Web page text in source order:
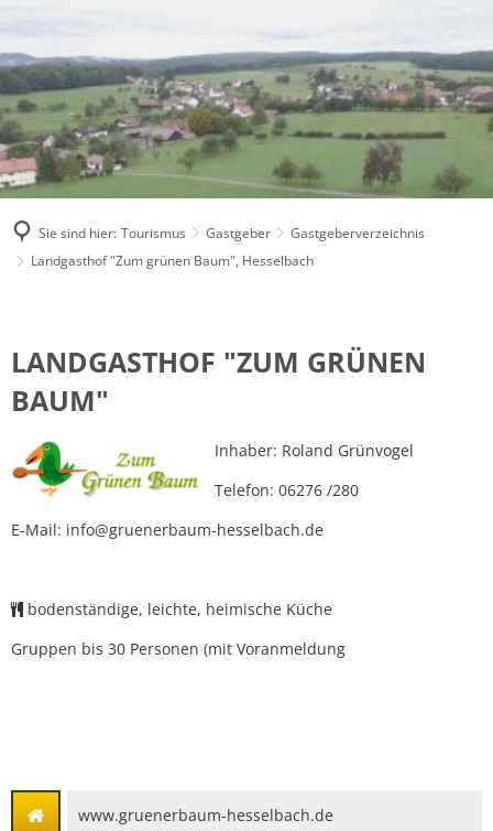
Sie sind hier: Tourismus Gastgeber
Gastgeberverzeichnis
Landgasthof "Zum grünen Baum", Hesselbach
"Zum
grünen
Hesselbach
LANDGASTHOF "ZUM GRÜNEN
BAUM"
Inhaber: Roland Grünvogel
Telefon: 06276 /280
E-Mail: info@gruenerbaum-hesselbach.de
bodenständige, leichte, heimische Küche
Gruppen bis 30 Personen (mit Voranmeldung
www.gruenerbaum-hesselbach.de